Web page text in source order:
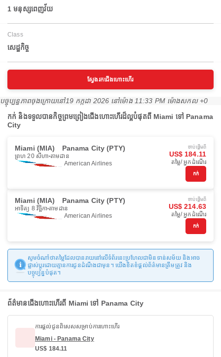
1 មនុស្សពេញវ័យ
Class
សេដ្ឋកិច្ច
ស្វែងរកជើងហោះហើរ
បច្ចុប្បន្នភាពចុងក្រោយនៅ19 កក្កដា 2026 នៅ​ម៉ោង 11:33 PM ម៉ោង​សកល +0
កក់ និងទទួលបានកិច្ចព្រមព្រៀងជើងហោះហើរដ៏ល្អបំផុតពី Miami ទៅ Panama
City
Miami (MIA) Panama City (PTY)
ព្រហ 20 សីហា តាមដាន
American Airlines
ចាប់ផ្ដើមពី
US$ 184.11
តម្លៃ/ អ្នកដំណើរ
កក់
Miami (MIA) Panama City (PTY)
អាទិត្យ 8 វិច្ឆិកា តាមដាន
American Airlines
ចាប់ផ្ដើមពី
US$ 214.63
តម្លៃ/ អ្នកដំណើរ
កក់
សូមចំណាំថាតម្លៃដែលបានរាយនៅលើទំព័រនេះប្រហែលជាមិនទាន់សម័យ និងអាច
ផ្លាស់ប្តូរដោយគ្មានការជូនដំណឹងជាមុន។ យើងខិតខំផ្តល់ព័ត៌មានត្រឹមត្រូវ និង
បច្ចុប្បន្នបំផុត។
ព័ត៌មានជើងហោះហើរពី Miami ទៅ Panama City
ការផ្តល់ជូនពិសេសសម្រាប់ការហោះហើរ
Miami - Panama City
US$ 184.11